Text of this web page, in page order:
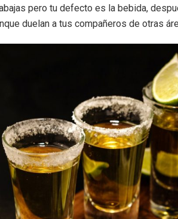
pero tu defecto es la bebida,
duelan a tus compañeros de otras